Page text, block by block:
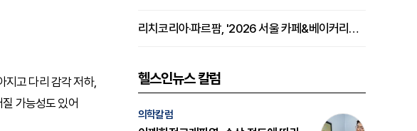
지고 다리 감각 저하,
가능성도 있어
리치코리아·파르팜, '2026 서울 카페&베이커리페어 시즌2' 참가
헬스인뉴스 칼럼
의학칼럼